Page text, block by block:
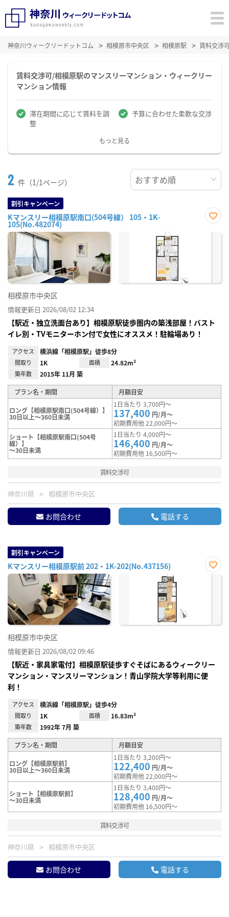
神奈川ウィークリードットコム 相模原市中央区 相模原駅 賃料交渉
賃料交渉可/相模原駅のマンスリーマンション・ウィークリー
マンション情報
滞在期間に応じて賃料を調
整
予算に合わせた柔軟な交渉
もっと見る
2 件（1/1ページ）
割引キャンペーン
Kマンスリー相模原駅南口(504号線） 105・1K-
105(No.482074)
に入
相模原市中央区
情報更新日 2026/08/02 12:34
【駅近・独立洗面台あり】相模原駅徒歩圏内の築浅部屋！バスト
イレ別・TVモニターホン付で女性にオススメ！駐輪場あり！
アクセス 横浜線「相模原駅」徒歩8分
間取り 1K 面積 24.82m²
築年数 2015年 11月 築
プラン名・期間 月額目安
ロング【相模原駅南口(504号線）】
30日以上～360日未満
1日当たり 3,700円～
137,400 円/月～
初期費用他 22,000円～
ショート【相模原駅南口(504号
線）】
～30日未満
1日当たり 4,000円～
146,400 円/月～
初期費用他 16,500円～
賃料交渉可
神奈川県 相模原市中央区
お問合わせ 電話する
割引キャンペーン
Kマンスリー相模原駅前 202・1K-202(No.437156)
お気
相模原市中央区
情報更新日 2026/08/02 09:46
【駅近・家具家電付】相模原駅徒歩すぐそばにあるウィークリー
マンション・マンスリーマンション！青山学院大学等利用に便
利！
アクセス 横浜線「相模原駅」徒歩4分
間取り 1K 面積 16.83m²
築年数 1992年 7月 築
プラン名・期間 月額目安
ロング【相模原駅前】
30日以上～360日未満
1日当たり 3,200円～
122,400 円/月～
初期費用他 22,000円～
ショート【相模原駅前】
～30日未満
1日当たり 3,400円～
128,400 円/月～
初期費用他 16,500円～
賃料交渉可
神奈川県 相模原市中央区
お問合わせ 電話する